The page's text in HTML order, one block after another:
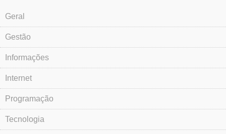
Geral
Gestão
Informações
Internet
Programação
Tecnologia